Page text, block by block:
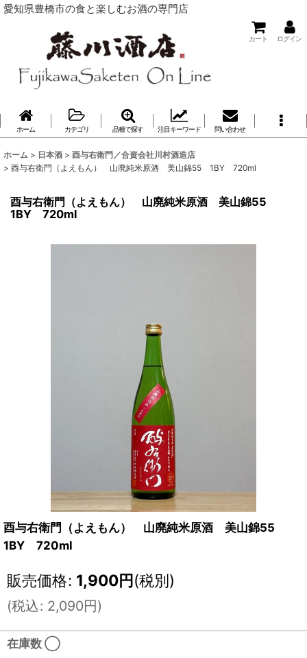
愛知県豊橋市の食と楽しむお酒の専門店
カート ログイン
ホーム カテゴリ 品種で探す 注目キーワード 問い合わせ
ホーム > 日本酒 > 酉与右衛門／合資会社川村酒造店
> 酉与右衛門（よえもん） 山廃純米原酒 美山錦55 1BY 720ml
酉与右衛門（よえもん） 山廃純米原酒 美山錦55
1BY 720ml
酉与右衛門（よえもん） 山廃純米原酒 美山錦55
1BY 720ml
販売価格: 1,900円(税別)
(税込: 2,090円)
在庫数 ◯